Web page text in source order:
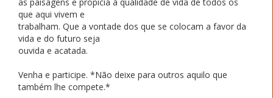
que aqui vivem e
trabalham. Que a vontade dos que se colocam a favor da
vida e do futuro seja
ouvida e acatada.
Venha e participe. *Não deixe para outros aquilo que
também lhe compete.*